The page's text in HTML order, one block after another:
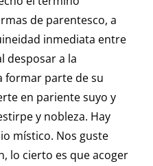
de parentesco, a
inmediata entre
desposar a la
formar parte de su
en pariente suyo y
y nobleza. Hay
místico. Nos guste
lo cierto es que acoger